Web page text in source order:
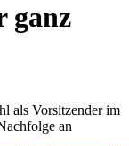
ganz
als Vorsitzender im
an